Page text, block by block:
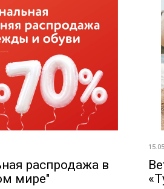
распродажа в
мире"